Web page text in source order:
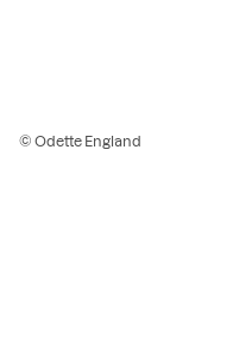
© Odette England